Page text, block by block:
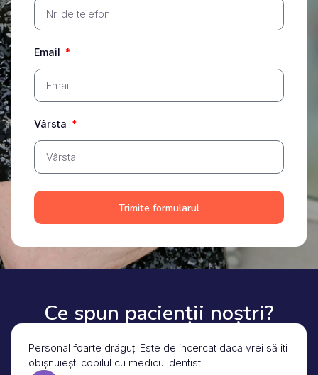
Email
Vârsta
Trimite formularul
Ce spun pacienții noștri?
Personal foarte drăguț. Este de incercat dacă vrei să iti
obișnuiești copilul cu medicul dentist.